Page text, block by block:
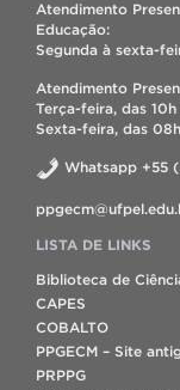
Atendimento
Educação:
Segunda à sexta-
Atendimento
Terça-feira, das 10h
Sexta-feira, das 08h
Whatsapp +55
LISTA DE LINKS
Biblioteca de
CAPES
COBALTO
PPGECM – Site
PRPPG